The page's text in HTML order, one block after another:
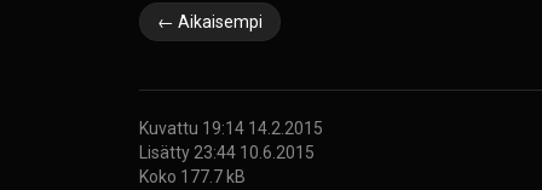
← Aikaisempi
Kuvattu 19:14 14.2.2015
Lisätty 23:44 10.6.2015
Koko 177.7 kB